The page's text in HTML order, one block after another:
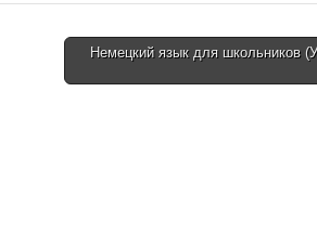
Немецкий язык для школьников